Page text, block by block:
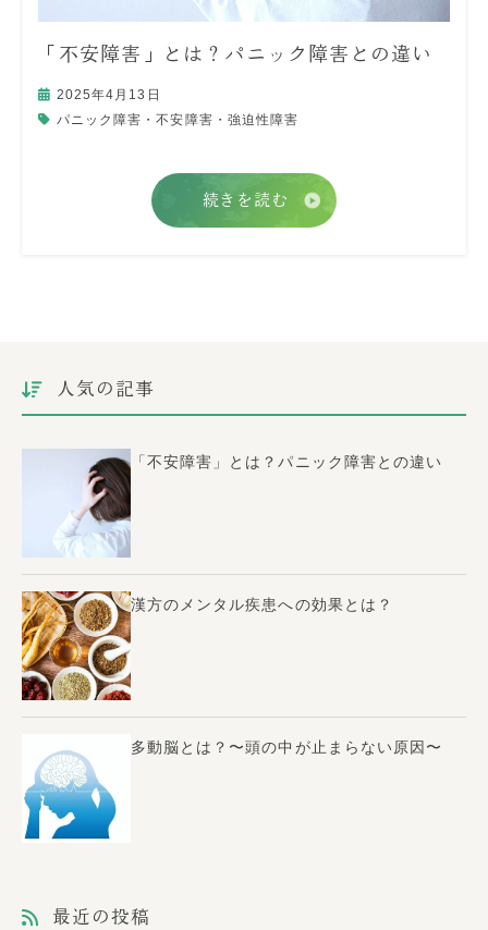
「不安障害」とは？パニック障害との違い
2025年4月13日
パニック障害・不安障害・強迫性障害
続きを読む
人気の記事
「不安障害」とは？パニック障害との違い
漢方のメンタル疾患への効果とは？
多動脳とは？〜頭の中が止まらない原因〜
最近の投稿